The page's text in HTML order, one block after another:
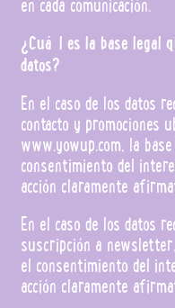
¿Cuál es la base legal
datos?
En el caso de los datos
contacto y promociones
www.yowup.com, la
consentimiento del
acción claramente
En el caso de los datos
suscripción a
el consentimiento del
acción claramente